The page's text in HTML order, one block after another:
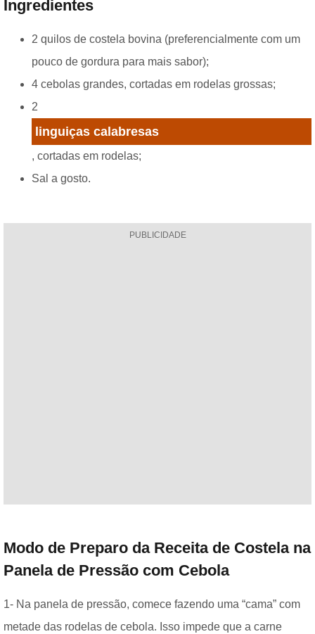
Ingredientes
2 quilos de costela bovina (preferencialmente com um
pouco de gordura para mais sabor);
4 cebolas grandes, cortadas em rodelas grossas;
2
linguiças calabresas
, cortadas em rodelas;
Sal a gosto.
PUBLICIDADE
Modo de Preparo da Receita de Costela na
Panela de Pressão com Cebola
1- Na panela de pressão, comece fazendo uma “cama” com
metade das rodelas de cebola. Isso impede que a carne